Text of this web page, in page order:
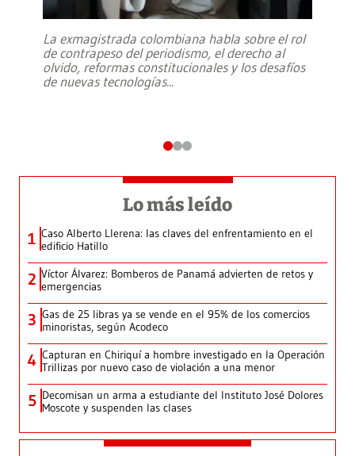
La exmagistrada colombiana habla sobre el rol
de contrapeso del periodismo, el derecho al
olvido, reformas constitucionales y los desafíos
de nuevas tecnologías...
Lo más leído
1 Caso Alberto Llerena: las claves del enfrentamiento en el
edificio Hatillo
2 Víctor Álvarez: Bomberos de Panamá advierten de retos y
emergencias
3 Gas de 25 libras ya se vende en el 95% de los comercios
minoristas, según Acodeco
4 Capturan en Chiriquí a hombre investigado en la Operación
Trillizas por nuevo caso de violación a una menor
5 Decomisan un arma a estudiante del Instituto José Dolores
Moscote y suspenden las clases